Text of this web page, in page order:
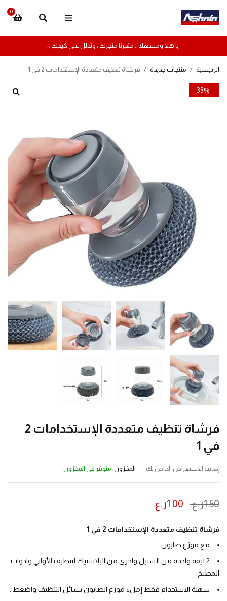
0
يا هلا ومسهلا .. متجرنا متجرك ، وتدلل على كيفك ..
الرئيسية / منتجات جديدة / فرشاة تنظيف متعددة الإستخدامات 2 في 1
-33%
فرشاة تنظيف متعددة الإستخدامات 2
في 1
إضافة الاستعراض الخاص بك المخزون: متوفر في المخزون
ينتهي العرض بعد :
1.50ر.ع. 1.00ر.ع.
فرشاة تنظيف متعددة الإستخدامات 2 في 1
مع موزع صابون
2 ليفة واحدة من الستيل واخرى من البلاستيك لتنظيف الأواني وادوات
المطبخ.
سهلة الاستخدام فقط إملء موزع الصابون بسائل التنظيف واضغط .